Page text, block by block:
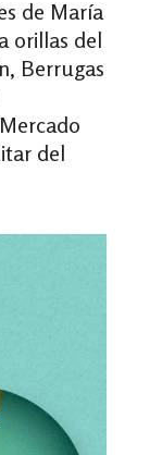
de María
orillas del
Berrugas
del